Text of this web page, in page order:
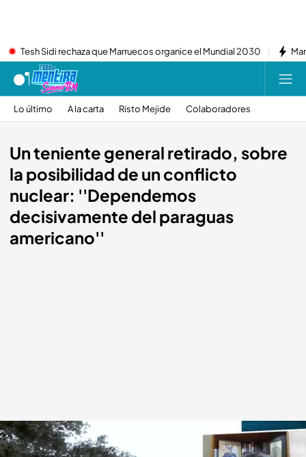
Tesh Sidi rechaza que Marruecos organice el Mundial 2030
Lo último A la carta Risto Mejide Colaboradores
Un teniente general retirado, sobre
la posibilidad de un conflicto
nuclear: ''Dependemos
decisivamente del paraguas
americano''
Hablamos en directo con Juan Antonio del Castillo, teniente general
retirado